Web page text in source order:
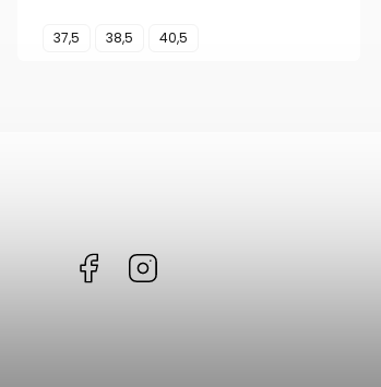
37,5 38,5 40,5
Facebook